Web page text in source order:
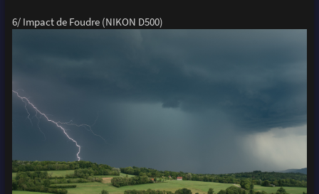
6/ Impact de Foudre (NIKON D500)